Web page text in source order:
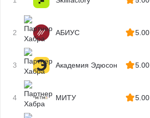
GR-менеджмент
Адвокат
Судопроизводство
Директор по закупкам
Директор по производству
Управление безопасностью
Брокерство
2 АБИУС 5.00
3 Академия Эдюсон 5.00
4 МИТУ 5.00